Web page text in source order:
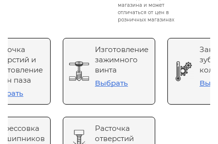
магазина и может
отличаться от цен в
розничных магазинах
и
паза
Изготовление
зажимного
винта
Выбрать
Расточка
отверстий